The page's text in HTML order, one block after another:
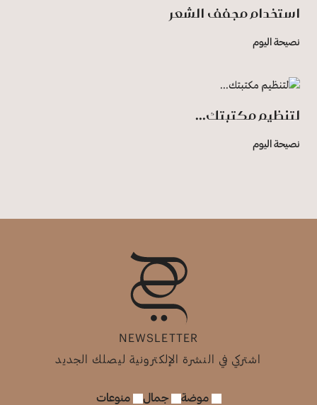
استخدام مجفف الشعر
نصيحة اليوم
لتنظيم مكتبتك...
نصيحة اليوم
NEWSLETTER
اشتركي في النشرة الإلكترونية ليصلك الجديد
موضة جمال منوعات